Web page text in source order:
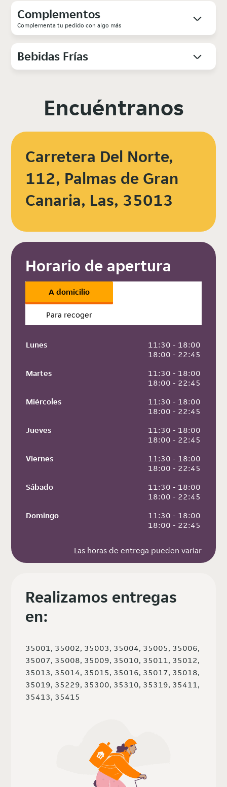
Complementos
Complementa tu pedido con algo más
Bebidas Frías
Encuéntranos
Carretera Del Norte,
112, Palmas de Gran
Canaria, Las, 35013
Horario de apertura
A domicilio
Para recoger
Lunes
11:30 - 18:00
18:00 - 22:45
Martes
11:30 - 18:00
18:00 - 22:45
Miércoles
11:30 - 18:00
18:00 - 22:45
Jueves
11:30 - 18:00
18:00 - 22:45
Viernes
11:30 - 18:00
18:00 - 22:45
Sábado
11:30 - 18:00
18:00 - 22:45
Domingo
11:30 - 18:00
18:00 - 22:45
Las horas de entrega pueden variar
Realizamos entregas
en:
35001, 35002, 35003, 35004, 35005, 35006,
35007, 35008, 35009, 35010, 35011, 35012,
35013, 35014, 35015, 35016, 35017, 35018,
35019, 35229, 35300, 35310, 35319, 35411,
35413, 35415